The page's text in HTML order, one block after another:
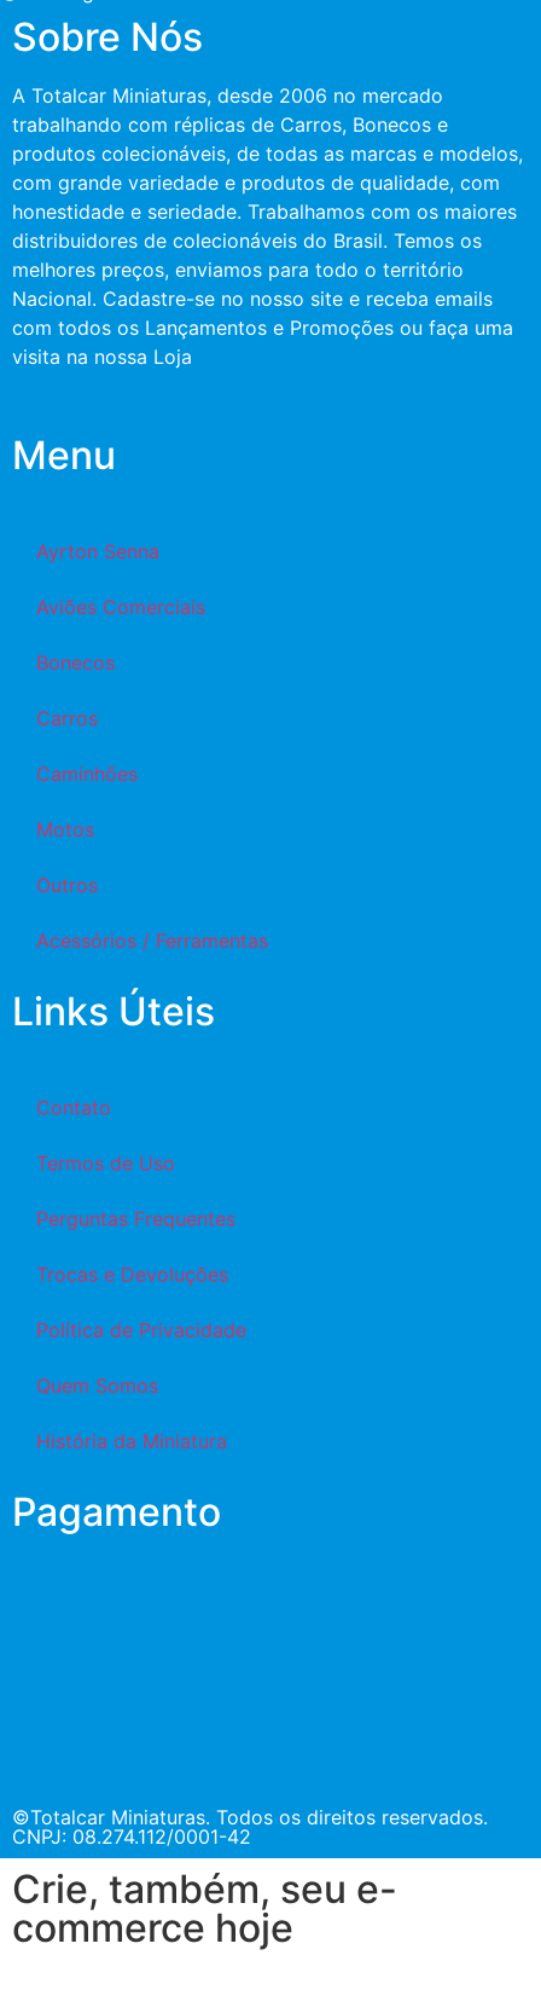
Sobre Nós
A Totalcar Miniaturas, desde 2006 no mercado
trabalhando com réplicas de Carros, Bonecos e
produtos colecionáveis, de todas as marcas e modelos,
com grande variedade e produtos de qualidade, com
honestidade e seriedade. Trabalhamos com os maiores
distribuidores de colecionáveis do Brasil. Temos os
melhores preços, enviamos para todo o território
Nacional. Cadastre-se no nosso site e receba emails
com todos os Lançamentos e Promoções ou faça uma
visita na nossa Loja
Menu
Ayrton Senna
Aviões Comerciais
Bonecos
Carros
Caminhões
Motos
Outros
Acessórios / Ferramentas
Links Úteis
Contato
Termos de Uso
Perguntas Frequentes
Trocas e Devoluções
Política de Privacidade
Quem Somos
História da Miniatura
Pagamento
©Totalcar Miniaturas. Todos os direitos reservados.
CNPJ: 08.274.112/0001-42
Crie, também, seu e-
commerce hoje